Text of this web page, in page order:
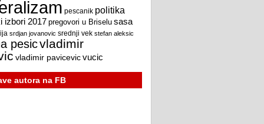
pescanik politika
izbori 2017 pregovori u Briselu sasa
srdjan jovanovic srednji vek stefan aleksic
pesicvladimir
vladimir pavicevicvucic
autora na FB